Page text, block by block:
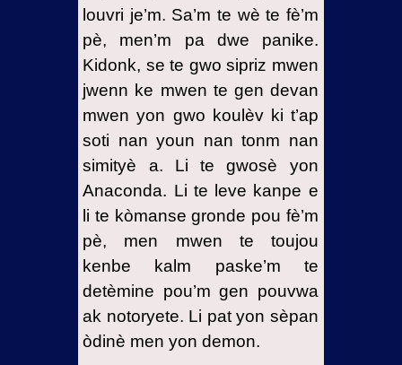
louvri je’m. Sa’m te wè te fè’m
pè, men’m pa dwe panike.
Kidonk, se te gwo sipriz mwen
jwenn ke mwen te gen devan
mwen yon gwo koulèv ki t’ap
soti nan youn nan tonm nan
simityè a. Li te gwosè yon
Anaconda. Li te leve kanpe e
li te kòmanse gronde pou fè’m
pè, men mwen te toujou
kenbe kalm paske’m te
detèmine pou’m gen pouvwa
ak notoryete. Li pat yon sèpan
òdinè men yon demon.